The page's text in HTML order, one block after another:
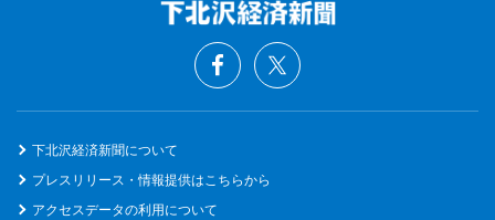
下北沢経済新聞について
プレスリリース・情報提供はこちらから
アクセスデータの利用について